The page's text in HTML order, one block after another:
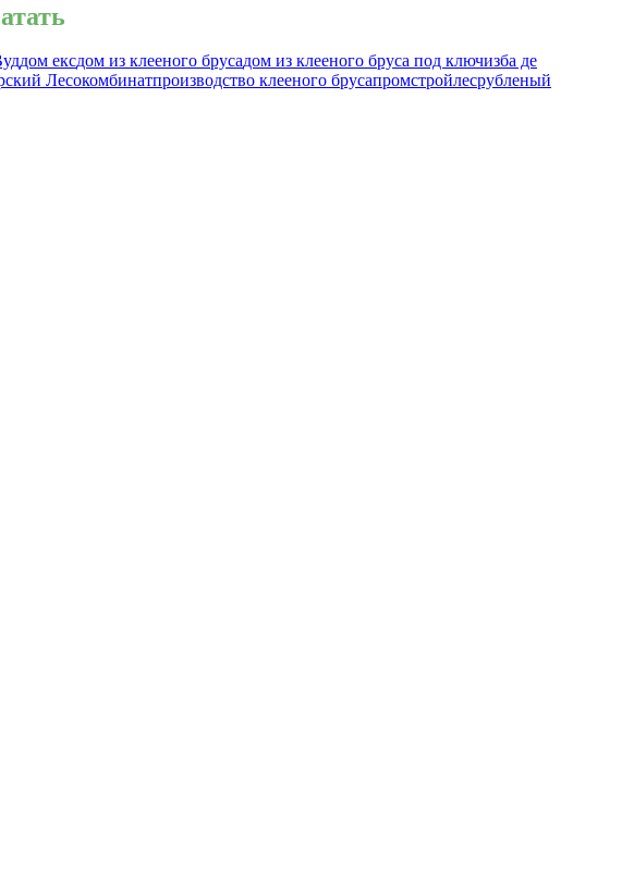
дом ексдом из клееного брусадом из клееного бруса под ключизба де
Лесокомбинатпроизводство клееного брусапромстройлесрубленый